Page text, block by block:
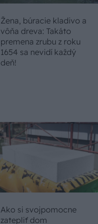
Žena, búracie kladivo a
vôňa dreva: Takáto
premena zrubu z roku
1654 sa nevidí každý
deň!
Ako si svojpomocne
zatepliť dom